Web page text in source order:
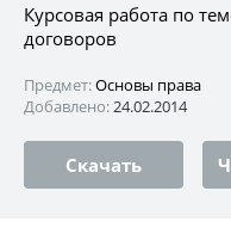
Курсовая работа по
договоров
Предмет:Основы права
Добавлено:24.02.2014
Скачать